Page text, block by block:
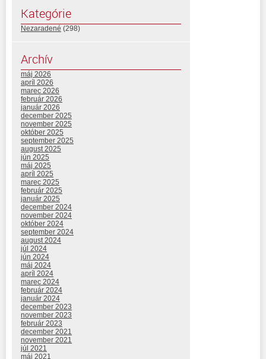
Kategórie
Nezaradené (298)
Archív
máj 2026
apríl 2026
marec 2026
február 2026
január 2026
december 2025
november 2025
október 2025
september 2025
august 2025
jún 2025
máj 2025
apríl 2025
marec 2025
február 2025
január 2025
december 2024
november 2024
október 2024
september 2024
august 2024
júl 2024
jún 2024
máj 2024
apríl 2024
marec 2024
február 2024
január 2024
december 2023
november 2023
február 2023
december 2021
november 2021
júl 2021
máj 2021